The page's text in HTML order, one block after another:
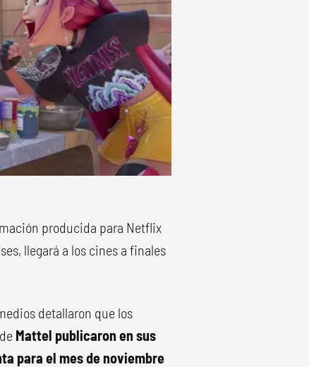
producida para Netflix
llegará a los cines a finales
detallaron que los
Mattel publicaron en sus
para el mes de noviembre